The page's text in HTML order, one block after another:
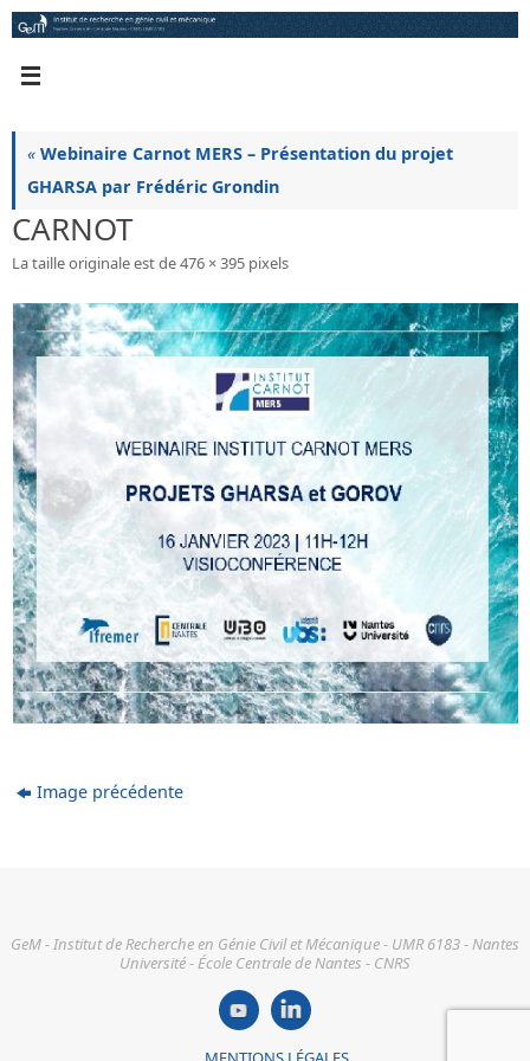
Passer
au
« Webinaire Carnot MERS – Présentation du projet
GHARSA par Frédéric Grondin
CARNOT
La taille originale est de476 × 395 pixels
Image précédente
GeM - Institut de Recherche en Génie Civil et Mécanique - UMR 6183 - Nantes
Université - École Centrale de Nantes - CNRS